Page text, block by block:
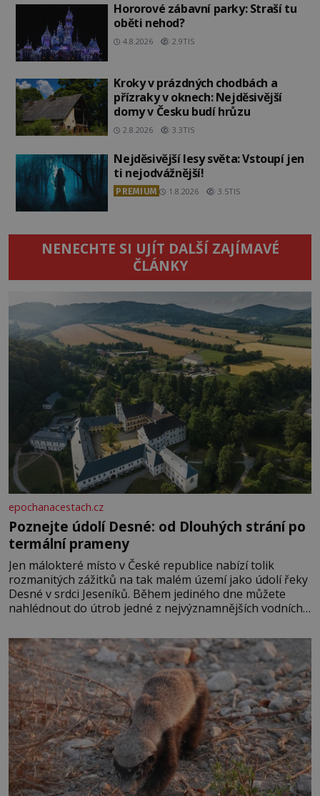
Hororové zábavní parky: Straší tu
oběti nehod?
4.8.2026 2.9TIS
Kroky v prázdných chodbách a
přízraky v oknech: Nejděsivější
domy v Česku budí hrůzu
2.8.2026 3.3TIS
Nejděsivější lesy světa: Vstoupí jen
ti nejodvážnější!
PREMIUM 1.8.2026 3.5TIS
NENECHTE SI UJÍT DALŠÍ ZAJÍMAVÉ
ČLÁNKY
epochanacestach.cz
Poznejte údolí Desné: od Dlouhých strání po
termální prameny
Jen málokteré místo v České republice nabízí tolik
rozmanitých zážitků na tak malém území jako údolí řeky
Desné v srdci Jeseníků. Během jediného dne můžete
nahlédnout do útrob jedné z nejvýznamnějších vodních
se na koloběžce a den zakončit poznáváním památek ve
Velkých Losinách nebo v termálním